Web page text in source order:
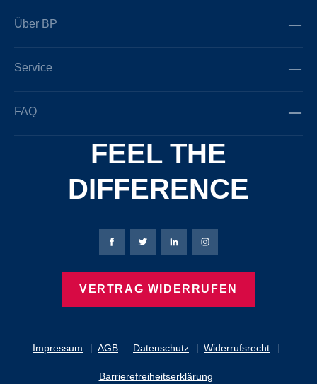
Über BP
Service
FAQ
FEEL THE
DIFFERENCE
Impressum AGB Datenschutz Widerrufsrecht
Barrierefreiheitserklärung
Bierbaum-Proenen Facebook-Seite
Bierbaum-Proenen Twitter Seite
Bierbaum-Proenen LinkedIn
Bierbaum-Proenen
VERTRAG WIDERRUFEN